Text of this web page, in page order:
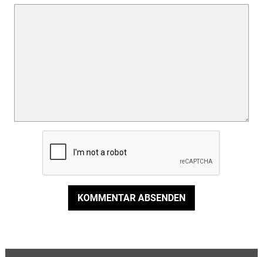
KOMMENTAR ABSENDEN